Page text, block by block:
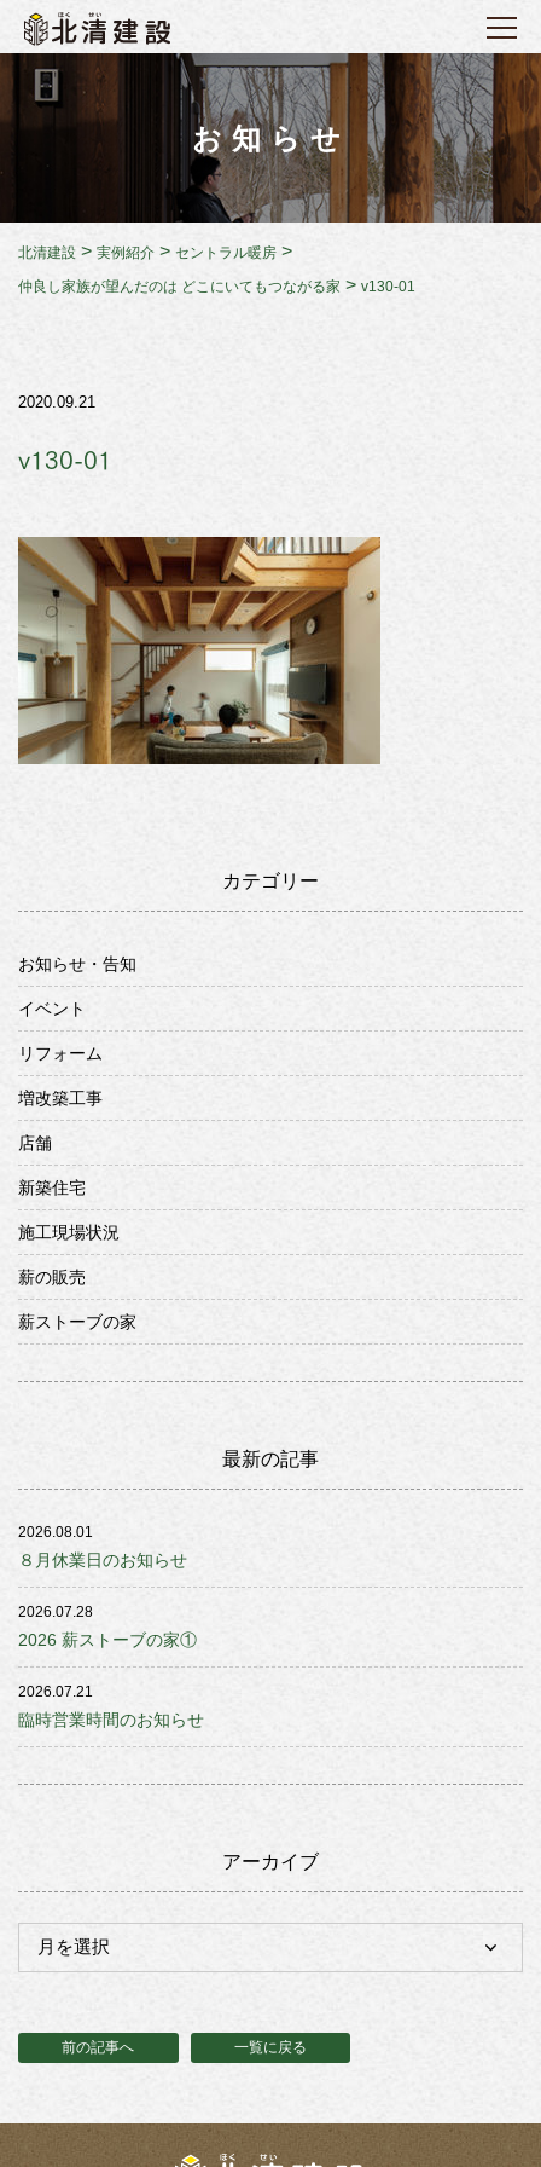
お知らせ
北清建設 > 実例紹介 > セントラル暖房 >
仲良し家族が望んだのは どこにいてもつながる家 > v130-01
2020.09.21
v130-01
カテゴリー
お知らせ・告知
イベント
リフォーム
増改築工事
店舗
新築住宅
施工現場状況
薪の販売
薪ストーブの家
最新の記事
2026.08.01
８月休業日のお知らせ
2026.07.28
2026 薪ストーブの家①
2026.07.21
臨時営業時間のお知らせ
アーカイブ
前の記事へ 一覧に戻る